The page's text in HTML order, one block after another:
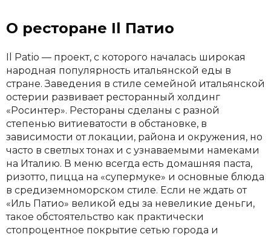
О ресторане Il Патио
Il Patio — проект, с которого началась широкая
народная популярность итальянской еды в
стране. Заведения в стиле семейной итальянской
остерии развивает ресторанный холдинг
«Росинтер». Рестораны сделаны с разной
степенью витиеватости в обстановке, в
зависимости от локации, района и окружения, но
часто в светлых тонах и с узнаваемыми намеками
на Италию. В меню всегда есть домашняя паста,
ризотто, пицца на «супермуке» и основные блюда
в средиземноморском стиле. Если не ждать от
«Иль Патио» великой еды за невеликие деньги,
такое обстоятельство как практически
стопроцентное покрытие сетью города и